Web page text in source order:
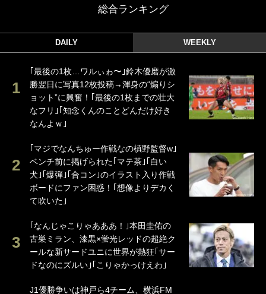
総合ランキング
DAILY WEEKLY
｢最後の1枚…ワルぃゎ〜｣鈴木優磨が激
勝翌日に写真12枚投稿→渾身の“煽りシ
ョット”に興奮！｢最後の1枚までの壮大
なフリ｣｢知念くんのことどんだけ好き
なんよｗ｣
｢マジでなんちゅー作戦なの槙野監督w｣
ベンチ前に掲げられた｢マテ茶｣｢白い
犬｣｢爆弾｣｢合コン｣のイラスト入り作戦
ボードにファン困惑！｢想像よりデカく
て吹いた｣
｢なんじゃこりゃあああ！｣本田圭佑の
古巣ミラン、漆黒×蛍光レッドの超絶ク
ールな新サードユニに世界が熱狂｢サー
ドなのにズルい｣｢こりゃかっけえわ｣
J1優勝争いは神戸ら4チーム、横浜FM